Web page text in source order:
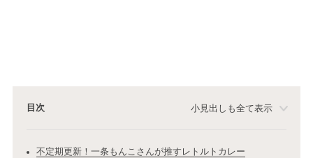
目次 小見出しも全て表示
不定期更新！一条もんこさんが推すレトルトカレー